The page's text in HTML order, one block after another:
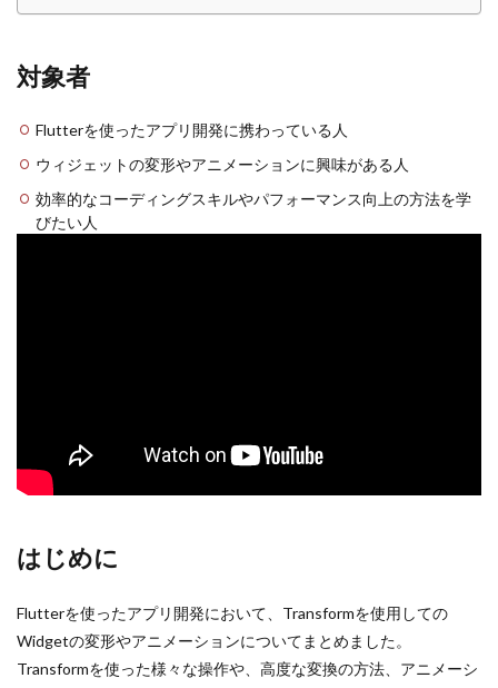
対象者
Flutterを使ったアプリ開発に携わっている人
ウィジェットの変形やアニメーションに興味がある人
効率的なコーディングスキルやパフォーマンス向上の方法を学
びたい人
はじめに
Flutterを使ったアプリ開発において、Transformを使用しての
Widgetの変形やアニメーションについてまとめました。
Transformを使った様々な操作や、高度な変換の方法、アニメーシ